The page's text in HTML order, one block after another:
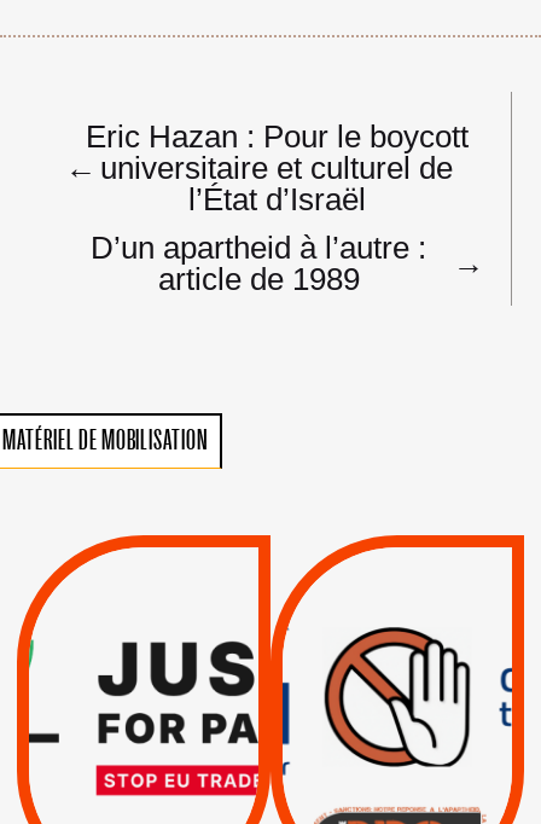
Navigation
de
l’article
←
Eric Hazan : Pour le boycott
universitaire et culturel de
l’État d’Israël
D’un apartheid à l’autre :
article de 1989
→
MATÉRIEL DE MOBILISATION
VIOLATIONS DES
SUSPENSION
TOTALE DE
L’ACCORD
D’ASSOCIATION UE-
ISRAËL
RESPECT DU DROIT
INTERNATIONAL ?
TRUMP, MACRON :
MÊME COMBAT
| Actus |
| Boycott militaire |